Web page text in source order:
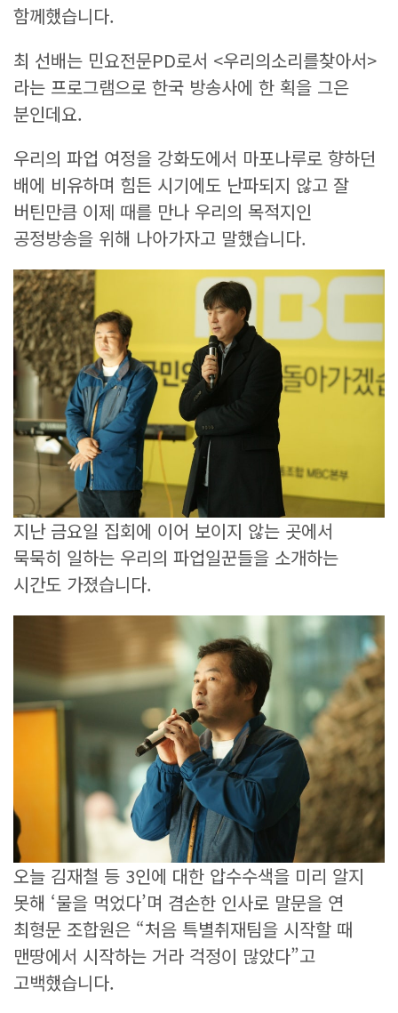
함께했습니다.
최 선배는 민요전문PD로서 <우리의소리를찾아서>
라는 프로그램으로 한국 방송사에 한 획을 그은
분인데요.
우리의 파업 여정을 강화도에서 마포나루로 향하던
배에 비유하며 힘든 시기에도 난파되지 않고 잘
버틴만큼 이제 때를 만나 우리의 목적지인
공정방송을 위해 나아가자고 말했습니다.
지난 금요일 집회에 이어 보이지 않는 곳에서
묵묵히 일하는 우리의 파업일꾼들을 소개하는
시간도 가졌습니다.
오늘 김재철 등 3인에 대한 압수수색을 미리 알지
못해 ‘물을 먹었다’며 겸손한 인사로 말문을 연
최형문 조합원은 “처음 특별취재팀을 시작할 때
맨땅에서 시작하는 거라 걱정이 많았다”고
고백했습니다.